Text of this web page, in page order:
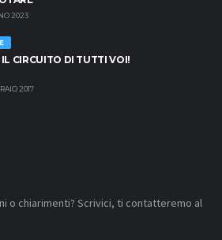
2023
IL CIRCUITO DI TUTTI VOI!
2017
o chiarimenti? Scrivici, ti contatteremo al